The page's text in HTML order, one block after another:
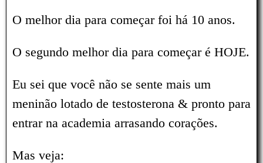
O melhor dia para começar foi há 10 anos.
O segundo melhor dia para começar é HOJE.
Eu sei que você não se sente mais um
meninão lotado de testosterona & pronto para
entrar na academia arrasando corações.
Mas veja: